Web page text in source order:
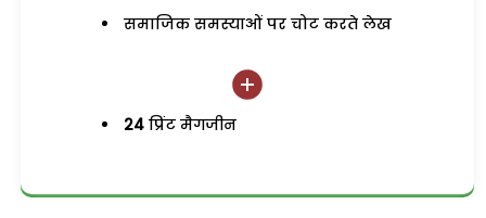
समाजिक समस्याओं पर चोट करते लेख
24 प्रिंट मैगजीन